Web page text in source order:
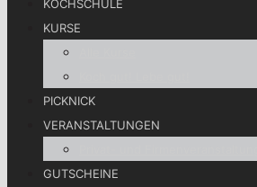
KOCHSCHULE
KURSE
PICKNICK
VERANSTALTUNGEN
GUTSCHEINE